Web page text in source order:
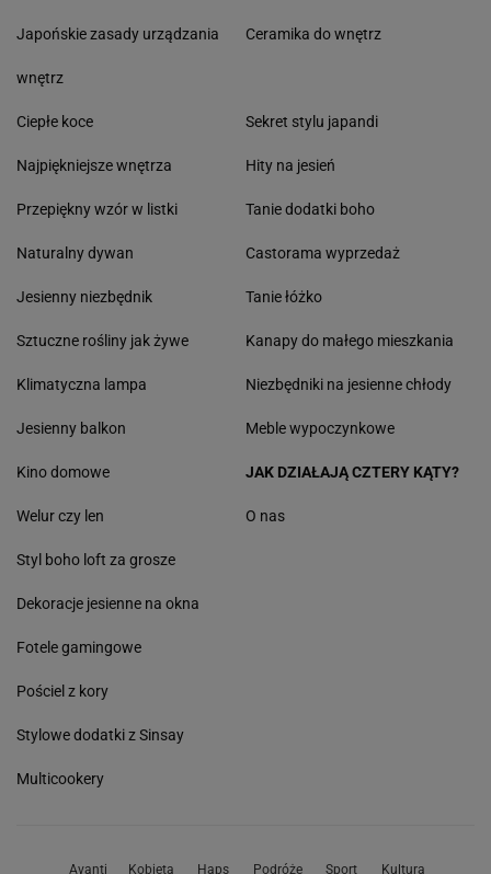
Japońskie zasady urządzania
wnętrz
Ceramika do wnętrz
Ciepłe koce
Najpiękniejsze wnętrza
Przepiękny wzór w listki
Naturalny dywan
Jesienny niezbędnik
Sztuczne rośliny jak żywe
Klimatyczna lampa
Jesienny balkon
Sekret stylu japandi
Hity na jesień
Tanie dodatki boho
Castorama wyprzedaż
Tanie łóżko
Kanapy do małego mieszkania
Niezbędniki na jesienne chłody
Meble wypoczynkowe
Kino domowe
Welur czy len
Styl boho loft za grosze
Dekoracje jesienne na okna
Fotele gamingowe
Pościel z kory
Stylowe dodatki z Sinsay
Multicookery
JAK DZIAŁAJĄ CZTERY KĄTY?
O nas
Avanti Kobieta Haps Podróże Sport Kultura